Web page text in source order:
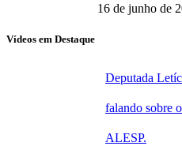
16 de junho de
Vídeos em Destaque
Deputada
falando sobre
ALESP.